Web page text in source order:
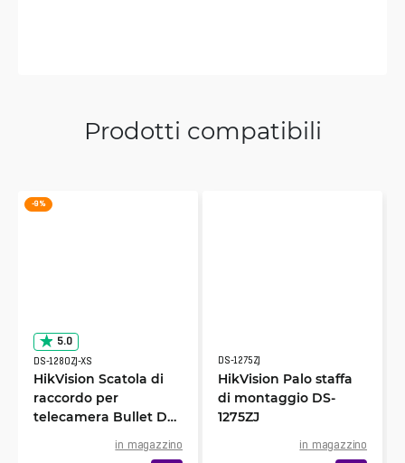
Prodotti compatibili
-9 %
5.0
DS-1280ZJ-XS
HikVision Scatola di
raccordo per
telecamera Bullet DS-
in magazzino
DS-1275ZJ
HikVision Palo staffa
di montaggio DS-
1275ZJ
in magazzino